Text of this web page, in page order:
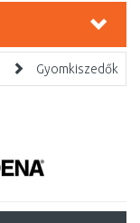
Gyomkiszedők